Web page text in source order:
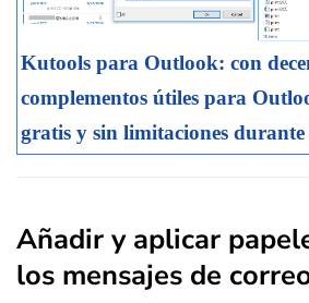
Kutools para Outlook: con
complementos útiles para
gratis y sin limitaciones durante
Añadir y aplicar
los mensajes de